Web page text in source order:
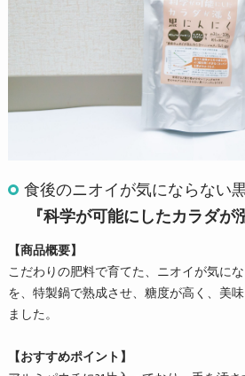
食後のニオイが気にならない
『科学が可能にしたカラダが
【商品概要】
こだわりの肥料で育てた、ニオイが気に
を、特製鍋で熟成させ、糖度が高く、美
ました。
【おすすめポイント】